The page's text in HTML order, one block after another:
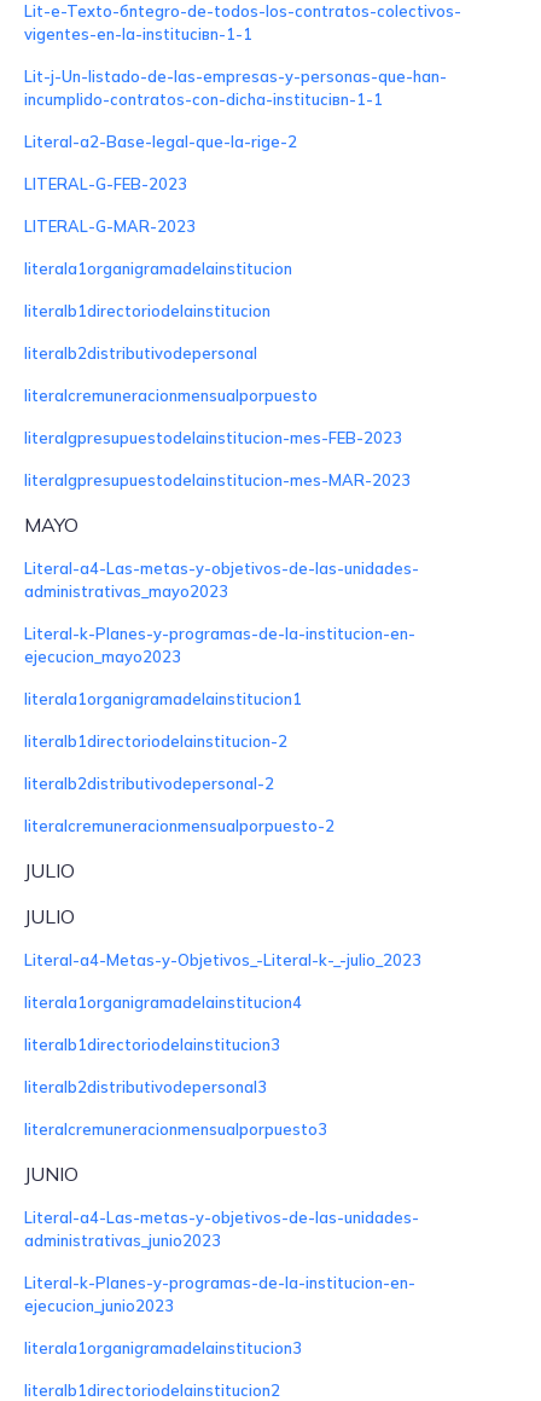
Lit-e-Texto-бntegro-de-todos-los-contratos-colectivos-
vigentes-en-la-instituciвn-1-1
Lit-j-Un-listado-de-las-empresas-y-personas-que-han-
incumplido-contratos-con-dicha-instituciвn-1-1
Literal-a2-Base-legal-que-la-rige-2
LITERAL-G-FEB-2023
LITERAL-G-MAR-2023
literala1organigramadelainstitucion
literalb1directoriodelainstitucion
literalb2distributivodepersonal
literalcremuneracionmensualporpuesto
literalgpresupuestodelainstitucion-mes-FEB-2023
literalgpresupuestodelainstitucion-mes-MAR-2023
MAYO
Literal-a4-Las-metas-y-objetivos-de-las-unidades-
administrativas_mayo2023
Literal-k-Planes-y-programas-de-la-institucion-en-
ejecucion_mayo2023
literala1organigramadelainstitucion1
literalb1directoriodelainstitucion-2
literalb2distributivodepersonal-2
literalcremuneracionmensualporpuesto-2
JULIO
JULIO
Literal-a4-Metas-y-Objetivos_-Literal-k-_-julio_2023
literala1organigramadelainstitucion4
literalb1directoriodelainstitucion3
literalb2distributivodepersonal3
literalcremuneracionmensualporpuesto3
JUNIO
Literal-a4-Las-metas-y-objetivos-de-las-unidades-
administrativas_junio2023
Literal-k-Planes-y-programas-de-la-institucion-en-
ejecucion_junio2023
literala1organigramadelainstitucion3
literalb1directoriodelainstitucion2